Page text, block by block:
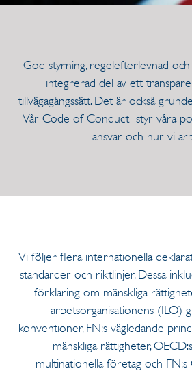
God styrning, regelefterlevnad
integrerad del av ett
tillvägagångssätt. Det är också
Vår Code of Conduct styr våra
ansvar och hur vi
Vi följer flera internationella
standarder och riktlinjer. Dessa
förklaring om mänskliga
arbetsorganisationens (ILO)
konventioner, FN:s vägledande
mänskliga rättigheter,
multinationella företag och